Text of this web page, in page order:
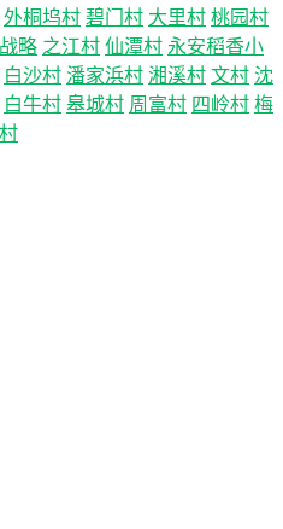
外桐坞村 碧门村 大里村 桃园村
略 之江村 仙潭村 永安稻香小
白沙村 潘家浜村 湘溪村 文村 沈
白牛村 皋城村 周富村 四岭村 梅